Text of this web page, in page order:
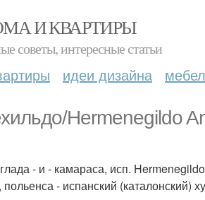
И КВАРТИРЫ
советы, интересные статьи
идеи дизайна
Hermenegildo
- и - камараса, исп.
- испанский (каталонский)